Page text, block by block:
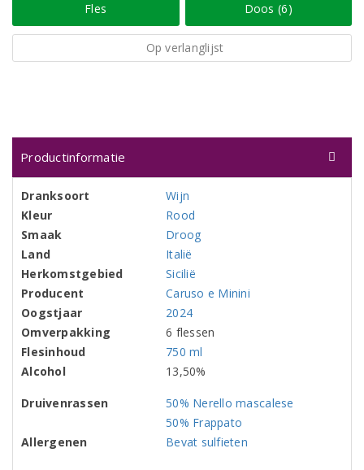
Fles Doos (6)
Op verlanglijst
Productinformatie
Dranksoort
Wijn
Kleur
Rood
Smaak
Droog
Land
Italië
Herkomstgebied
Sicilië
Producent
Caruso e Minini
Oogstjaar
2024
Omverpakking
6 flessen
Flesinhoud
750 ml
Alcohol
13,50%
Druivenrassen
50% Nerello mascalese
50% Frappato
Allergenen
Bevat sulfieten